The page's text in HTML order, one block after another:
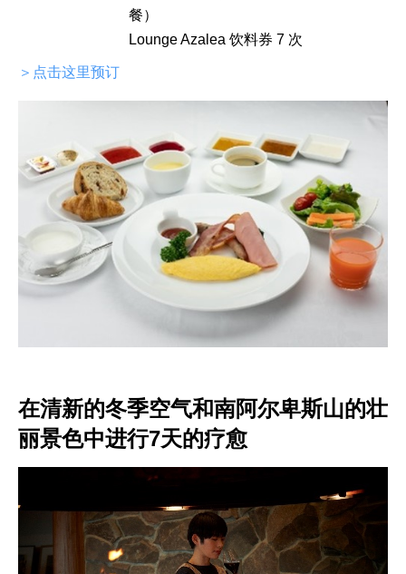
餐）
Lounge Azalea 饮料券 7 次
＞点击这里预订
在清新的冬季空气和南阿尔卑斯山的壮
丽景色中进行7天的疗愈